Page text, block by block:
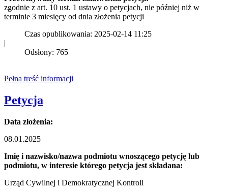
zgodnie z art. 10 ust. 1 ustawy o petycjach, nie później niż w
terminie 3 miesięcy od dnia złożenia petycji
Czas opublikowania: 2025-02-14 11:25
|
Odsłony: 765
Pełna treść informacji
Petycja
Data złożenia:
08.01.2025
Imię i nazwisko/nazwa podmiotu wnoszącego petycję lub
podmiotu, w interesie którego petycja jest składana:
Urząd Cywilnej i Demokratycznej Kontroli